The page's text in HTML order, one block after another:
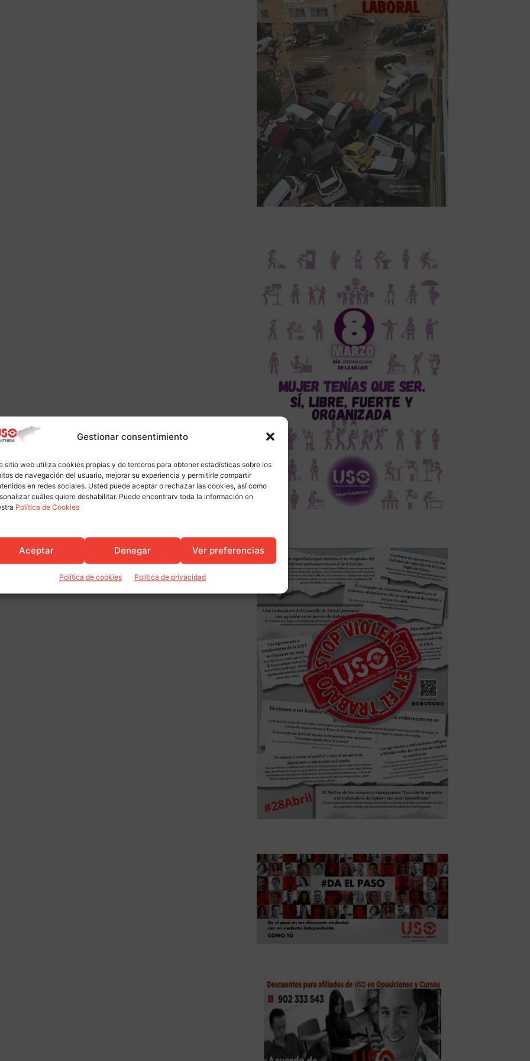
Gestionar consentimiento
sitio web utiliza cookies propias y de terceros para obtener estadísticas sobre los
de navegación del usuario, mejorar su experiencia y permitirle compartir
en redes sociales. Usted puede aceptar o rechazar las cookies, así como
cuáles quiere deshabilitar. Puede encontrarv toda la información en
Política de Cookies
Aceptar Denegar Ver preferencias
Política de cookies Política de privacidad